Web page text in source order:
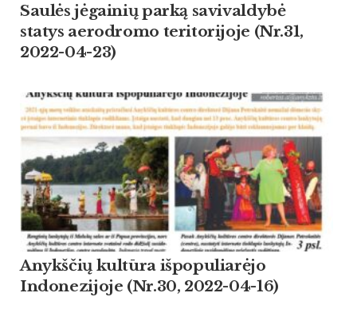
Saulės jėgainių parką savivaldybė
statys aerodromo teritorijoje (Nr.31,
2022-04-23)
Anykščių kultūra išpopuliarėjo
Indonezijoje (Nr.30, 2022-04-16)